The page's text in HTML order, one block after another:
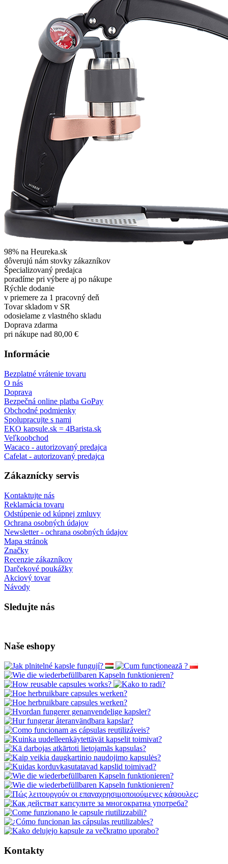
98% na Heureka.sk
dôverujú nám stovky zákazníkov
Špecializovaný predajca
poradíme pri výbere aj po nákupe
Rýchle dodanie
v priemere za 1 pracovný deň
Tovar skladom v SR
odosielame z vlastného skladu
Doprava zdarma
pri nákupe nad 80,00 €
Informácie
Bezplatné vrátenie tovaru
O nás
Doprava
Bezpečná online platba GoPay
Obchodné podmienky
Spolupracujte s nami
EKO kapsule.sk = 4Barista.sk
Veľkoobchod
Wacaco - autorizovaný predajca
Cafelat - autorizovaný predajca
Zákaznícky servis
Kontaktujte nás
Reklamácia tovaru
Odstúpenie od kúpnej zmluvy
Ochrana osobných údajov
Newsletter - ochrana osobných údajov
Mapa stránok
Značky
Recenzie zákazníkov
Darčekové poukážky
Akciový tovar
Návody
Sledujte nás
Naše eshopy
Kontakty